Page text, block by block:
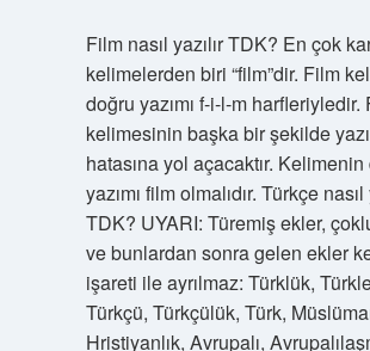
Film nasıl yazılır TDK? En çok
kelimelerden biri “film”dir. Film
doğru yazımı f-i-l-m harfleriyledir.
kelimesinin başka bir şekilde
hatasına yol açacaktır.
yazımı film olmalıdır. Türkçe nasıl
TDK? UYARI: Türemiş ekler,
ve bunlardan sonra gelen ekler
işareti ile ayrılmaz: Türklük,
Türkçü, Türkçülük, Türk,
Hristiyanlık, Avrupalı,